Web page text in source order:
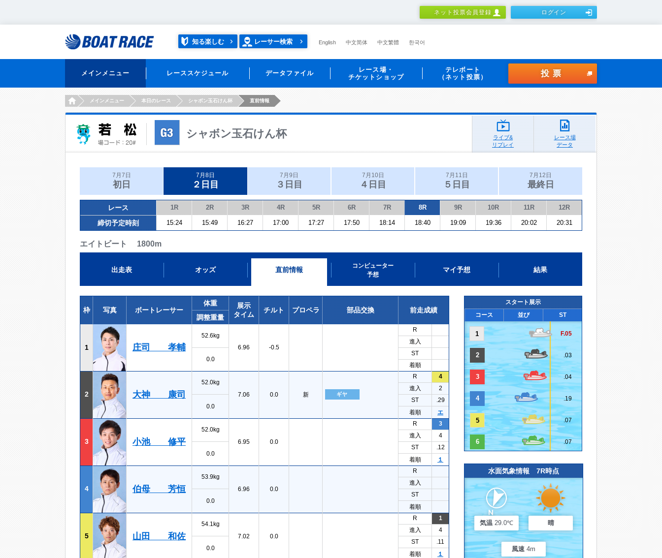
ネット投票会員登録 ログイン
知る楽しむ レーサー検索 English 中文简体 中文繁體 한국어
メインメニュー レーススケジュール データファイル
レース場・
チケットショップ
テレボート
（ネット投票）
投票
HOMEメインメニュー 本日のレース シャボン玉石けん杯 直前情報
シャボン玉石けん杯
ライブ&
リプレイ
レース場
データ
7月7日
初日
7月8日
２日目
7月9日
３日目
7月10日
４日目
7月11日
５日目
7月12日
最終日
レース 1R 2R 3R 4R 5R 6R 7R 8R 9R 10R 11R 12R
締切予定時刻 15:24 15:49 16:27 17:00 17:27 17:50 18:14 18:40 19:09 19:36 20:02 20:31
エイトビート 1800m
出走表 オッズ 直前情報
コンピューター
予想
マイ予想 結果
枠 写真 ボートレーサー
体重
展示
タイム
チルト プロペラ 部品交換
前走成績
調整重量
1 庄司 孝輔
52.6kg
6.96
-0.5
R
進入
0.0
ST
着順
2 大神 康司
52.0kg
7.06
0.0 新 ギヤ
R
4
進入
2
0.0
ST
.29
着順
エ
3 小池 修平
52.0kg
6.95
0.0
R
3
進入
4
0.0
ST
.12
着順
１
4 伯母 芳恒
53.9kg
6.96
0.0
R
進入
0.0
ST
着順
5 山田 和佐
54.1kg
7.02
0.0
R
1
進入
4
0.0
ST
.11
着順
１
スタート展示
コース
並び ST
1 F.05
2 .03
3 .04
4 .19
5 .07
6 .07
水面気象情報 7R時点
気温 29.0℃ 晴
風速 4m